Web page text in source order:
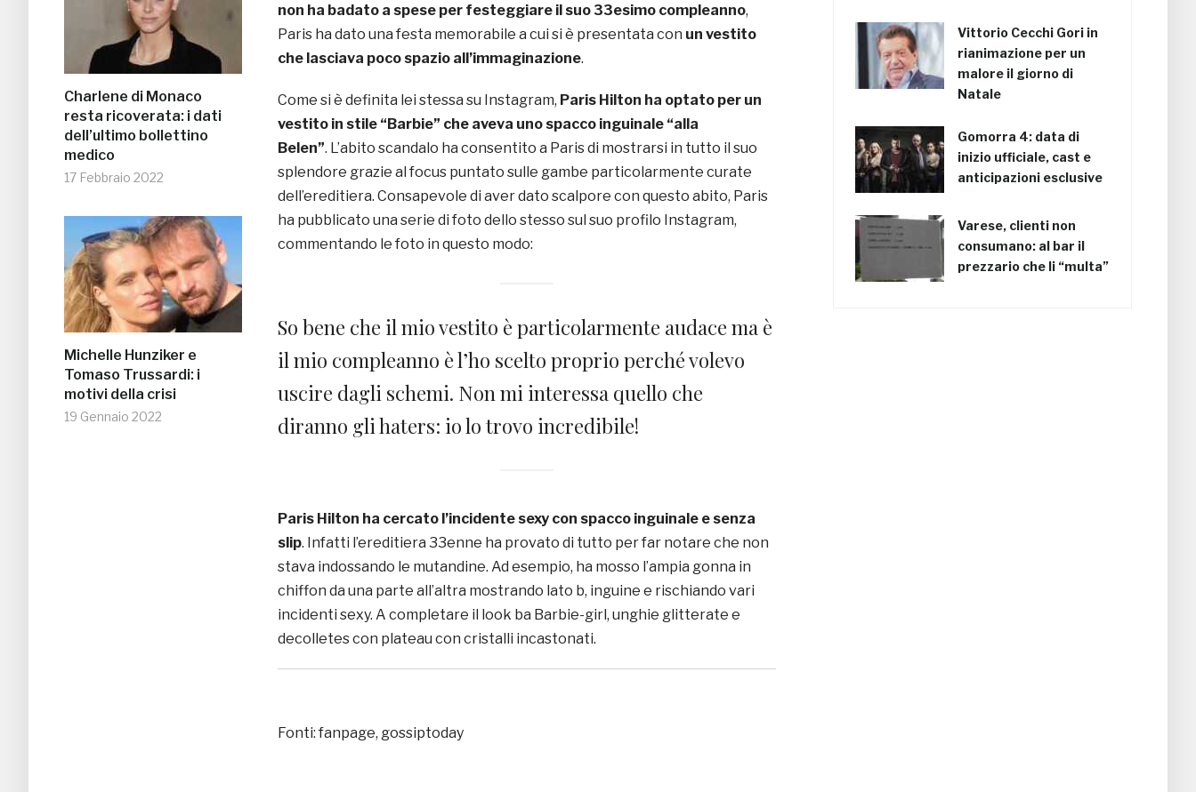
Charlene di Monaco
resta ricoverata: i dati
dell’ultimo bollettino
medico
17 Febbraio 2022
Michelle Hunziker e
Tomaso Trussardi: i
motivi della crisi
19 Gennaio 2022
non ha badato a spese per festeggiare il suo 33esimo compleanno,
Paris ha dato una festa memorabile a cui si è presentata con un vestito
che lasciava poco spazio all’immaginazione.
Come si è definita lei stessa su Instagram, Paris Hilton ha optato per un
vestito in stile “Barbie” che aveva uno spacco inguinale “alla
Belen”. L’abito scandalo ha consentito a Paris di mostrarsi in tutto il suo
splendore grazie al focus puntato sulle gambe particolarmente curate
dell’ereditiera. Consapevole di aver dato scalpore con questo abito, Paris
ha pubblicato una serie di foto dello stesso sul suo profilo Instagram,
commentando le foto in questo modo:
So bene che il mio vestito è particolarmente audace ma è
il mio compleanno è l’ho scelto proprio perché volevo
uscire dagli schemi. Non mi interessa quello che
diranno gli haters: io lo trovo incredibile!
Paris Hilton ha cercato l’incidente sexy con spacco inguinale e senza
slip. Infatti l’ereditiera 33enne ha provato di tutto per far notare che non
stava indossando le mutandine. Ad esempio, ha mosso l’ampia gonna in
chiffon da una parte all’altra mostrando lato b, inguine e rischiando vari
incidenti sexy. A completare il look ba Barbie-girl, unghie glitterate e
decolletes con plateau con cristalli incastonati.
Fonti: fanpage, gossiptoday
Vittorio Cecchi Gori in
rianimazione per un
malore il giorno di
Natale
Gomorra 4: data di
inizio ufficiale, cast e
anticipazioni esclusive
Varese, clienti non
consumano: al bar il
prezzario che li “multa”